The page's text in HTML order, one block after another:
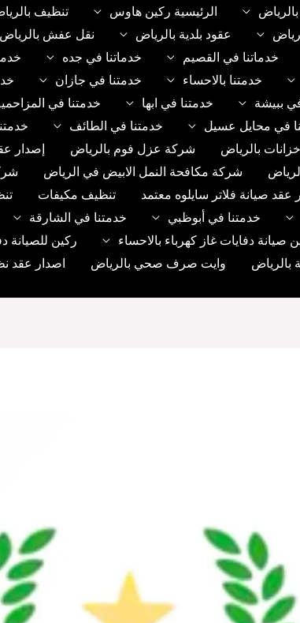
الرئيسية ركين هاوس تنظيف
عقود بلدية بالرياض نقل عفش بالرياض
خدماتنا في القصيم خدماتنا في جده
خدمتنا بالاحساء خدمتنا في جازان
ببيشة خدمتنا في ابها خدمتنا في
في محايل عسيل خدمتنا في الطائف
بالرياض شركة عزل فوم بالرياض
إصدار
شركة مكافحة النمل الابيض في الرياض
عقد صيانة فلاتر سايلوه معتمد تنظيف مكيفات
خدمتنا في أبوظبي خدمتنا في الشارقة
صيانة دفايات غاز كهرباء بالاحساء
ركين للصيانة
بالرياض وايت صرف صحي بالرياض
اصدار عقد